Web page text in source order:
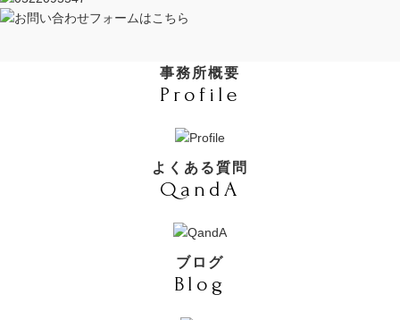
事務所概要
Profile
よくある質問
QandA
ブログ
Blog